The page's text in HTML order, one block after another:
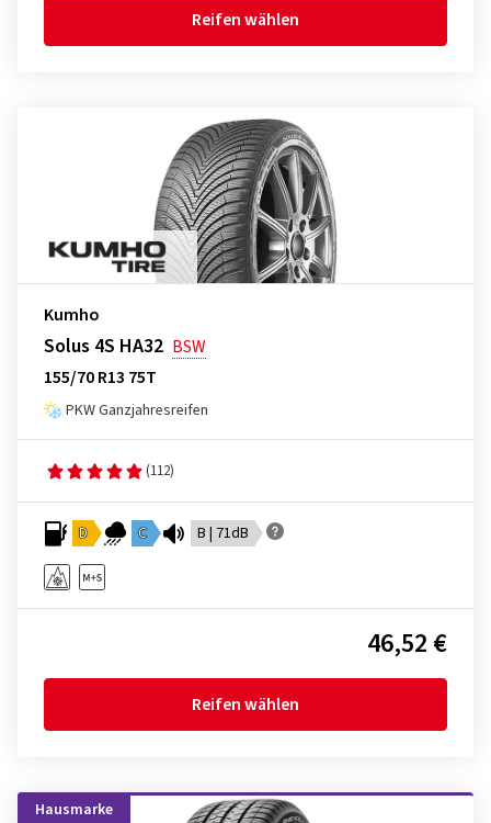
Reifen wählen
Kumho
Solus 4S HA32 BSW
155/70 R13 75T
PKW Ganzjahresreifen
(112)
D C B | 71dB
46,52 €
Reifen wählen
Hausmarke